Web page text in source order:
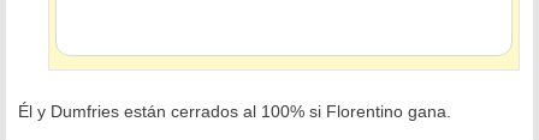
Él y Dumfries están cerrados al 100% si Florentino gana.